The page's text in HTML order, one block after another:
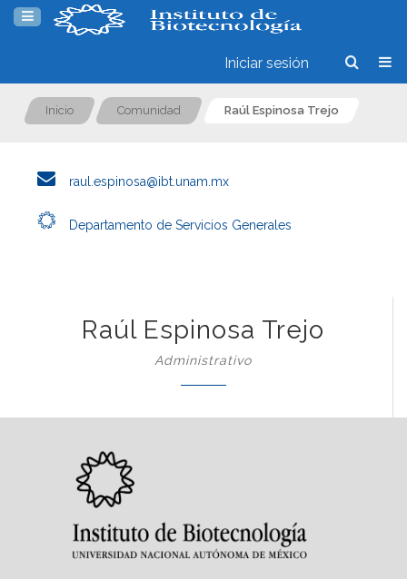
Iniciar sesión
Inicio Comunidad Raúl Espinosa Trejo
raul.espinosa@ibt.unam.mx
Departamento de Servicios Generales
Raúl Espinosa Trejo
Administrativo